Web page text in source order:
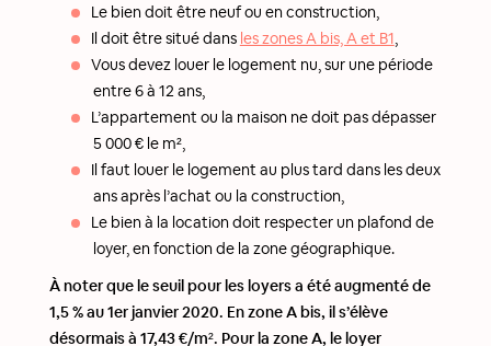
Le bien doit être neuf ou en construction,
Il doit être situé dans les zones A bis, A et B1,
Vous devez louer le logement nu, sur une période
entre 6 à 12 ans,
L’appartement ou la maison ne doit pas dépasser
5 000 € le m²,
Il faut louer le logement au plus tard dans les deux
ans après l’achat ou la construction,
Le bien à la location doit respecter un plafond de
loyer, en fonction de la zone géographique.
À noter que le seuil pour les loyers a été augmenté de
1,5 % au 1er janvier 2020. En zone A bis, il s’élève
désormais à 17,43 €/m². Pour la zone A, le loyer